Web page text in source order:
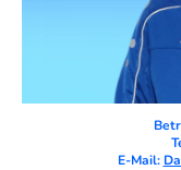
E-Mail: